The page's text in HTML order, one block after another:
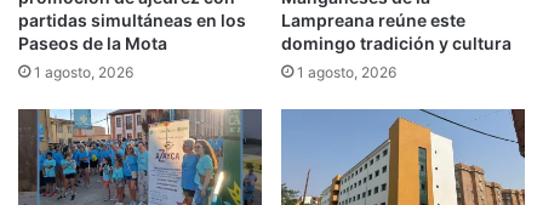
partidas simultáneas en los
Paseos de la Mota
1 agosto, 2026
Lampreana reúne este
domingo tradición y cultura
1 agosto, 2026